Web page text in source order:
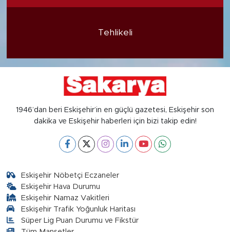
Tehlikeli
1946’dan beri Eskişehir’in en güçlü gazetesi, Eskişehir son
dakika ve Eskişehir haberleri için bizi takip edin!
Eskişehir Nöbetçi Eczaneler
Eskişehir Hava Durumu
Eskişehir Namaz Vakitleri
Eskişehir Trafik Yoğunluk Haritası
Süper Lig Puan Durumu ve Fikstür